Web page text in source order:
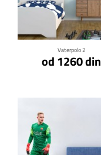
Vaterpolo 2
od 1260 din
Klikni za detalje